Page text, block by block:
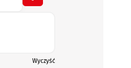
Wyczyść